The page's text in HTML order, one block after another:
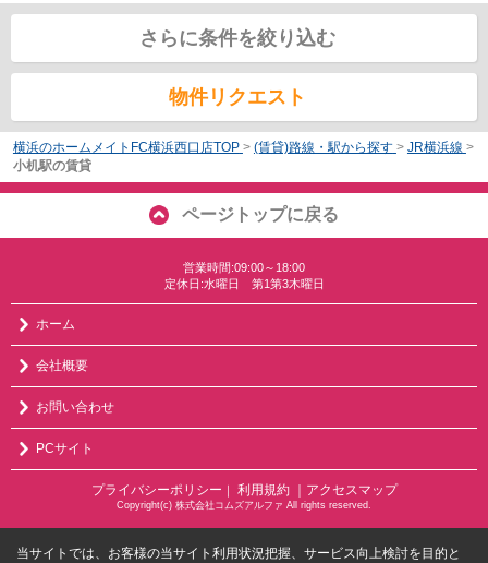
さらに条件を絞り込む
物件リクエスト
横浜のホームメイトFC横浜西口店TOP > (賃貸)路線・駅から探す > JR横浜線 >
小机駅の賃貸
ページトップに戻る
営業時間:09:00～18:00
定休日:水曜日 第1第3木曜日
ホーム
会社概要
お問い合わせ
PCサイト
プライバシーポリシー ｜ 利用規約 ｜アクセスマップ
Copyright(c) 株式会社コムズアルファ All rights reserved.
当サイトでは、お客様の当サイト利用状況把握、サービス向上検討を目的と